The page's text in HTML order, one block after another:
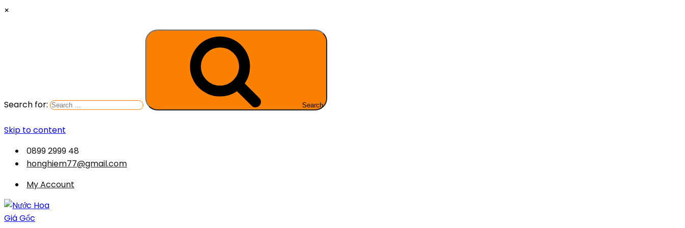
×
Search for: Search
Skip to content
0899 2999 48
honghiem77@gmail.com
My Account